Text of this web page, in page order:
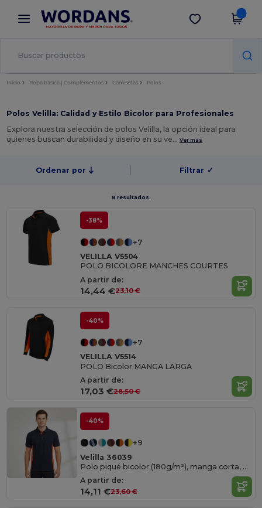
× App de Wordans
¡Mejores precios en app!
Descargar app
Inicio Ropa básica | Complementos Camisetas Polos
Polos Velilla: Calidad y Estilo Bicolor para Profesionales
Explora nuestra selección de polos Velilla, la opción ideal para
quienes buscan durabilidad y diseño en su ve…Ver más
Ordenar por Filtrar ✓
8 resultados.
-38%
+7
VELILLA V5504
POLO BICOLORE MANCHES COURTES
A partir de:
14,44 €23,10 €
-40%
+7
VELILLA V5514
POLO Bicolor MANGA LARGA
A partir de:
17,03 €28,50 €
-40%
+9
Velilla 36039
Polo piqué bicolor (180g/m²), manga corta, en algodón (60%) y poliéster (40%)
A partir de:
14,11 €23,60 €